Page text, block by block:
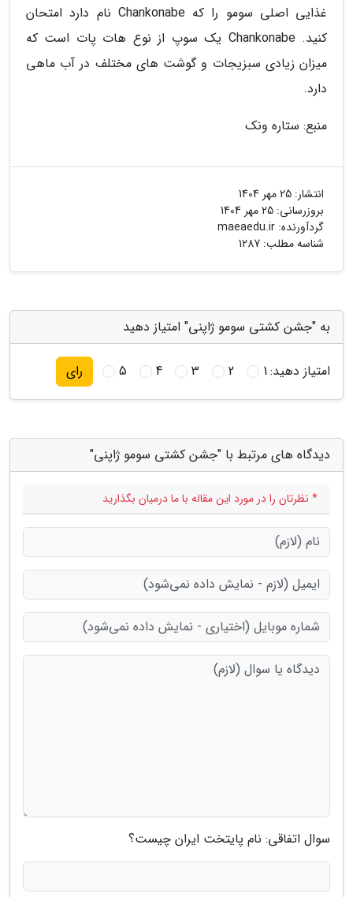
غذایی اصلی سومو را که Chankonabe نام دارد امتحان
کنید. Chankonabe یک سوپ از نوع هات پات است که
میزان زیادی سبزیجات و گوشت های مختلف در آب ماهی
دارد.
منبع: ستاره ونک
انتشار: 25 مهر 1404
بروزرسانی: 25 مهر 1404
گردآورنده: maeaedu.ir
شناسه مطلب: 1287
به "جشن کشتی سومو ژاپنی" امتیاز دهید
امتیاز دهید:1
2
3
4
5 رای
دیدگاه های مرتبط با "جشن کشتی سومو ژاپنی"
* نظرتان را در مورد این مقاله با ما درمیان بگذارید
سوال اتفاقی: نام پایتخت ایران چیست؟